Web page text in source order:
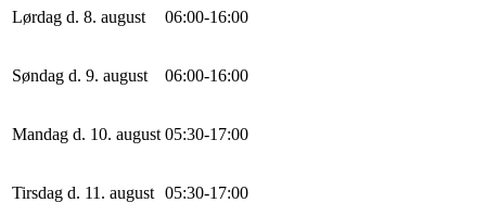
Lørdag d. 8. august 06:00-16:00
Søndag d. 9. august 06:00-16:00
Mandag d. 10. august 05:30-17:00
Tirsdag d. 11. august 05:30-17:00